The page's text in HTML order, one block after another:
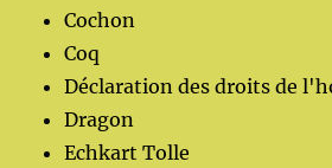
Cochon
Coq
Déclaration des droits de
Dragon
Echkart Tolle